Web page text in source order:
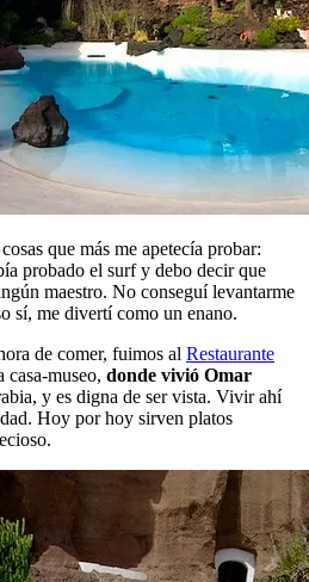
que más me apetecía probar:
probado el surf y debo decir que
maestro. No conseguí levantarme
sí, me divertí como un enano.
de comer, fuimos al Restaurante
casa-museo, donde vivió Omar
y es digna de ser vista. Vivir ahí
Hoy por hoy sirven platos